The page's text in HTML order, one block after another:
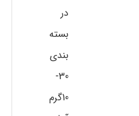
در
بسته
بندي
30-
10گرم